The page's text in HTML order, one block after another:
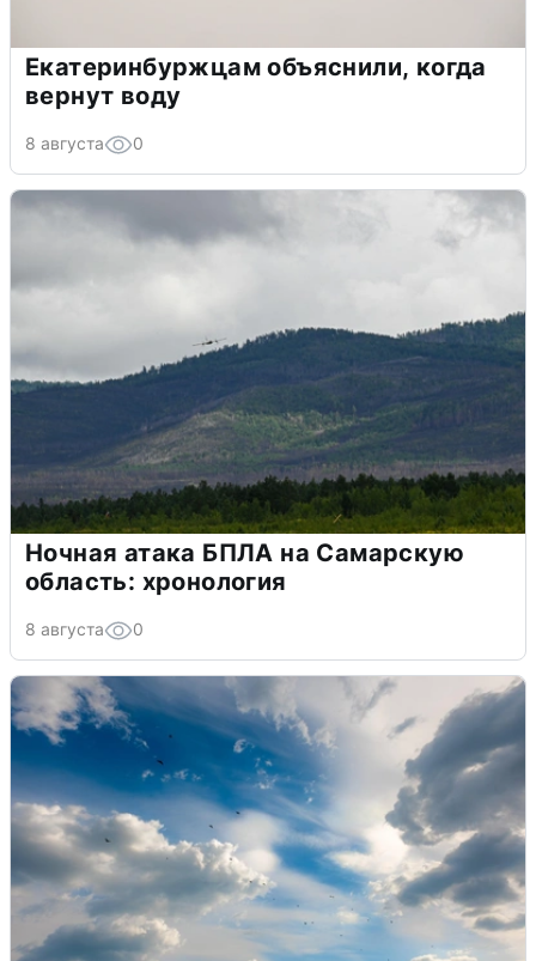
Екатеринбуржцам объяснили, когда
вернут воду
8 августа 0
Ночная атака БПЛА на Самарскую
область: хронология
8 августа 0